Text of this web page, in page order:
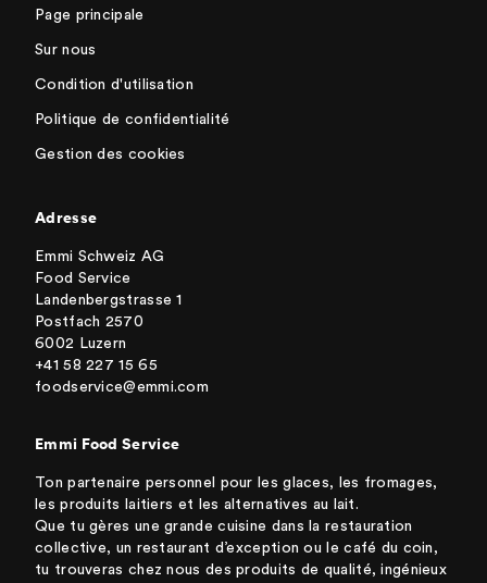
Page principale
Sur nous
Condition d'utilisation
Politique de confidentialité
Gestion des cookies
Adresse
Emmi Schweiz AG
Food Service
Landenbergstrasse 1
Postfach 2570
6002 Luzern
+41 58 227 15 65
foodservice@emmi.com
Emmi Food Service
Ton partenaire personnel pour les glaces, les fromages,
les produits laitiers et les alternatives au lait.
Que tu gères une grande cuisine dans la restauration
collective, un restaurant d’exception ou le café du coin,
tu trouveras chez nous des produits de qualité, ingénieux